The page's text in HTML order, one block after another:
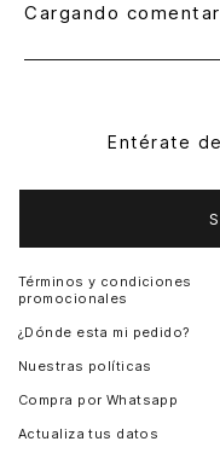
Cargando
Entérate
Términos y condiciones
promocionales
¿Dónde esta mi pedido?
Nuestras políticas
Compra por Whatsapp
Actualiza tus datos